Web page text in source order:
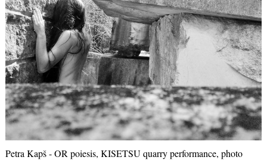
Petra Kapš - OR poiesis, KISETSU quarry performance, photo